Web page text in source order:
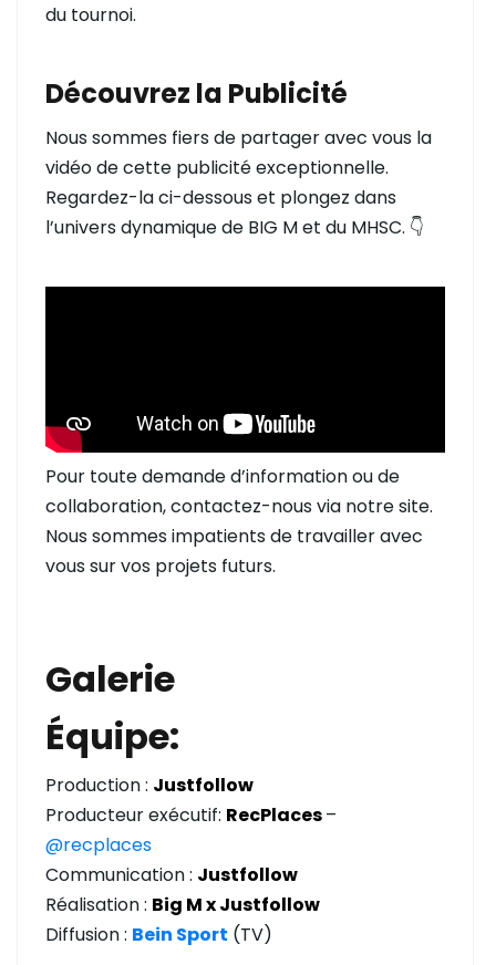
du tournoi.
Découvrez la Publicité
Nous sommes fiers de partager avec vous la
vidéo de cette publicité exceptionnelle.
Regardez-la ci-dessous et plongez dans
l’univers dynamique de BIG M et du MHSC. 👇
Pour toute demande d’information ou de
collaboration, contactez-nous via notre site.
Nous sommes impatients de travailler avec
vous sur vos projets futurs.
Galerie
Équipe:
Production : Justfollow
Producteur exécutif: RecPlaces–
@recplaces
Communication : Justfollow
Réalisation : Big M x Justfollow
Diffusion : Bein Sport (TV)